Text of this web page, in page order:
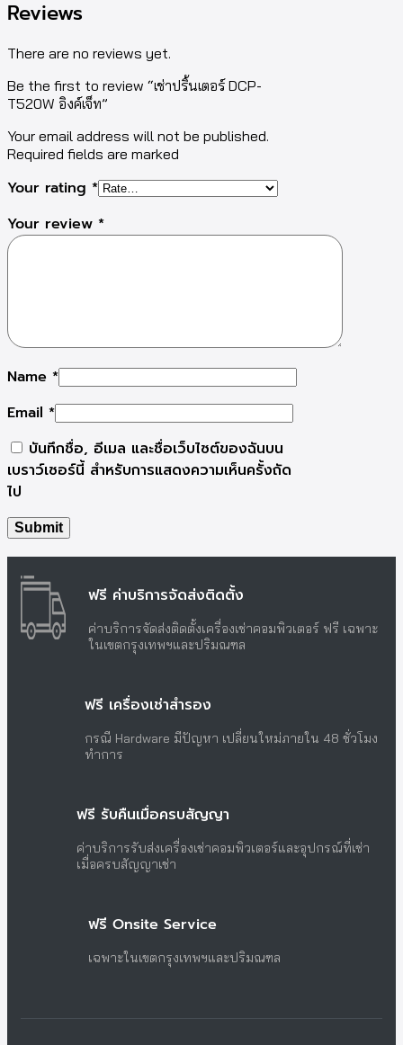
Reviews
There are no reviews yet.
Be the first to review “เช่าปริ้นเตอร์ DCP-
T520W อิงค์เจ็ท”
Your email address will not be published.
Required fields are marked
Your rating *
Your review *
Name *
Email *
บันทึกชื่อ, อีเมล และชื่อเว็บไซต์ของฉันบน
เบราว์เซอร์นี้ สำหรับการแสดงความเห็นครั้งถัด
ไป
ฟรี ค่าบริการจัดส่งติดตั้ง
ค่าบริการจัดส่งติดตั้งเครื่องเช่าคอมพิวเตอร์ ฟรี เฉพาะ
ในเขตกรุงเทพฯและปริมณฑล
ฟรี เครื่องเช่าสำรอง
กรณี Hardware มีปัญหา เปลี่ยนใหม่ภายใน 48 ชั่วโมง
ทำการ
ฟรี รับคืนเมื่อครบสัญญา
ค่าบริการรับส่งเครื่องเช่าคอมพิวเตอร์และอุปกรณ์ที่เช่า
เมื่อครบสัญญาเช่า
ฟรี Onsite Service
เฉพาะในเขตกรุงเทพฯและปริมณฑล